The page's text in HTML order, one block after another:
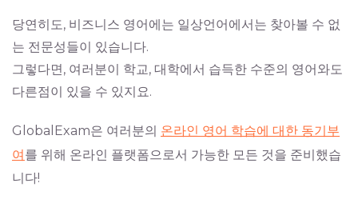
당연히도, 비즈니스 영어에는 일상언어에서는 찾아볼 수 없
는 전문성들이 있습니다.
그렇다면, 여러분이 학교, 대학에서 습득한 수준의 영어와도
다른점이 있을 수 있지요.
GlobalExam은 여러분의 온라인 영어 학습에 대한 동기부
여를 위해 온라인 플랫폼으로서 가능한 모든 것을 준비했습
니다!